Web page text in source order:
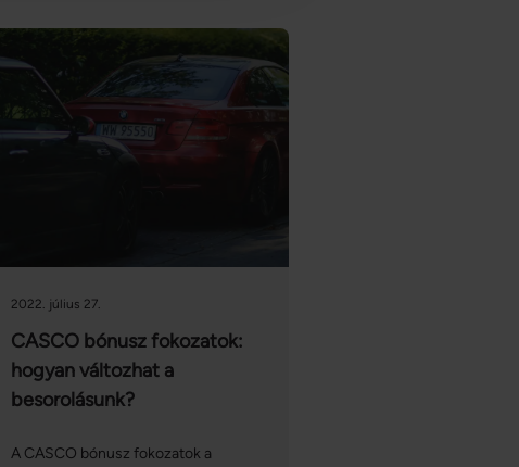
2022. július 27.
CASCO bónusz fokozatok:
hogyan változhat a
besorolásunk?
A CASCO bónusz fokozatok a